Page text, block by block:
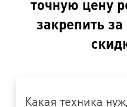
точную цену
закрепить
Какая техника